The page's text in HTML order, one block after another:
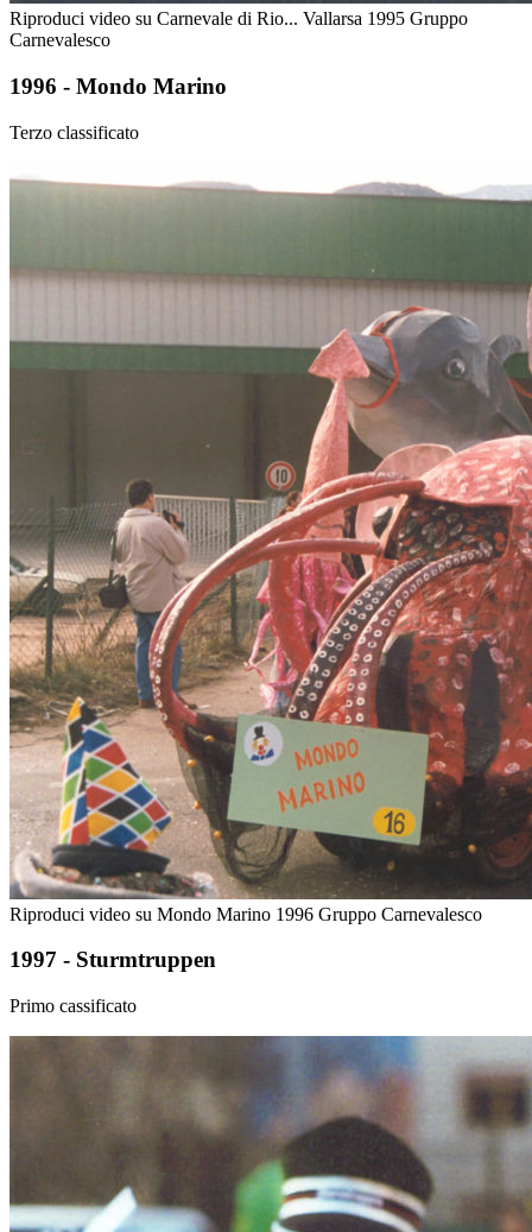
Riproduci video su Carnevale di Rio... Vallarsa 1995 Gruppo
Carnevalesco
1996 - Mondo Marino
Terzo classificato
Riproduci video su Mondo Marino 1996 Gruppo Carnevalesco
1997 - Sturmtruppen
Primo cassificato